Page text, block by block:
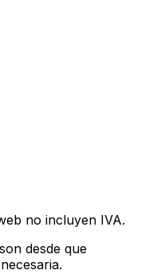
no incluyen IVA.
desde que